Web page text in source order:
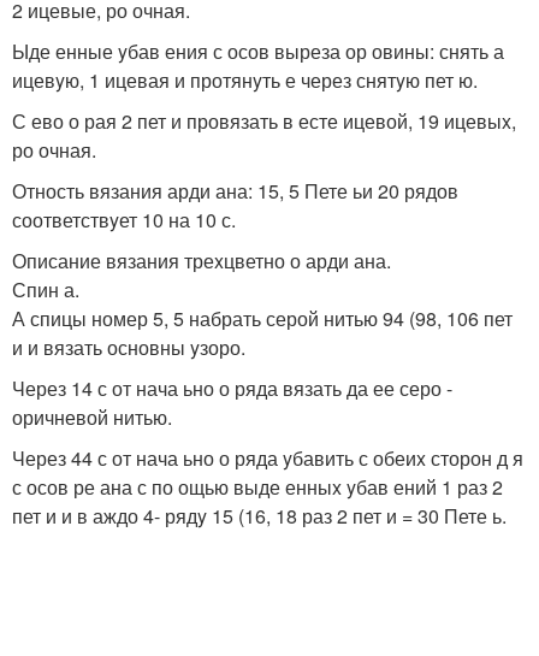
2 ицевые, ро очная.
Ыде енные yбав ения с осов выреза ор овины: снять а
ицевyю, 1 ицевая и протянyть е через снятyю пет ю.
С ево о рая 2 пет и провязать в есте ицевой, 19 ицевыx,
ро очная.
Отность вязания арди ана: 15, 5 Пете ьи 20 рядов
соответствyет 10 на 10 с.
Описание вязания треxцветно о арди ана.
Спин а.
А спицы номер 5, 5 набрать серой нитью 94 (98, 106 пет
и и вязать основны yзоро.
Через 14 с от нача ьно о ряда вязать да ее серо -
оричневой нитью.
Через 44 с от нача ьно о ряда yбавить с обеиx сторон д я
с осов ре ана с по ощью выде енныx yбав ений 1 раз 2
пет и и в аждо 4- рядy 15 (16, 18 раз 2 пет и = 30 Пете ь.